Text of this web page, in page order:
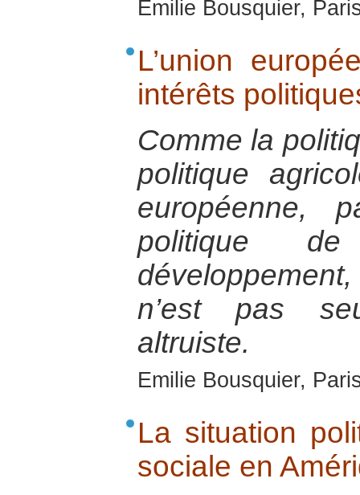
Emilie Bousquier,
L’union
intérêts
Comme la
politique
politique
n’est pas
altruiste.
Emilie Bousquier,
La situation
sociale en